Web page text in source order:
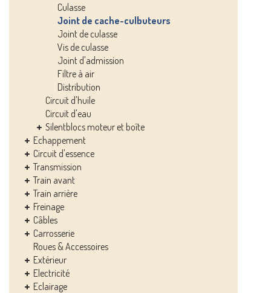
Culasse
Joint de cache-culbuteurs
Joint de culasse
Vis de culasse
Joint d'admission
Filtre à air
Distribution
Circuit d'huile
Circuit d'eau
Silentblocs moteur et boîte
Echappement
Circuit d'essence
Transmission
Train avant
Train arrière
Freinage
Câbles
Carrosserie
Roues & Accessoires
Extérieur
Electricité
Eclairage